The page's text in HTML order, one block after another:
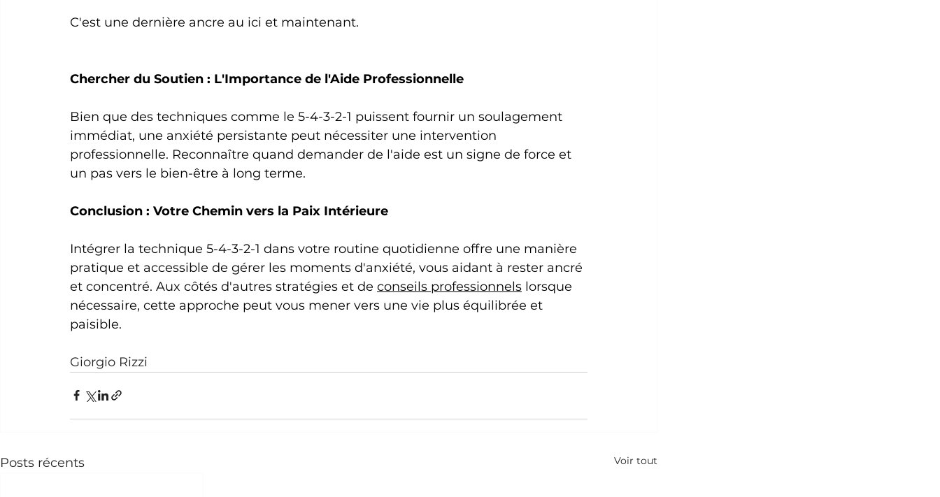
C'est une dernière ancre au ici et maintenant.
Chercher du Soutien : L'Importance de l'Aide Professionnelle
Bien que des techniques comme le 5-4-3-2-1 puissent fournir un soulagement
immédiat, une anxiété persistante peut nécessiter une intervention
professionnelle. Reconnaître quand demander de l'aide est un signe de force et
un pas vers le bien-être à long terme.
Conclusion : Votre Chemin vers la Paix Intérieure
Intégrer la technique 5-4-3-2-1 dans votre routine quotidienne offre une manière
pratique et accessible de gérer les moments d'anxiété, vous aidant à rester ancré
et concentré. Aux côtés d'autres stratégies et de conseils professionnels lorsque
nécessaire, cette approche peut vous mener vers une vie plus équilibrée et
paisible.
Giorgio Rizzi
Posts récents Voir tout